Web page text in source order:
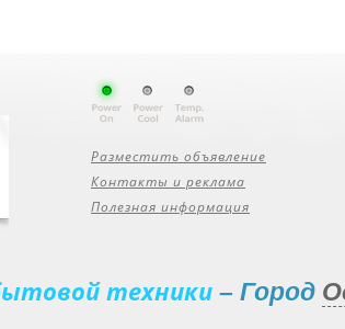
Разместить объявление
Контакты и реклама
Полезная информация
техники – Город